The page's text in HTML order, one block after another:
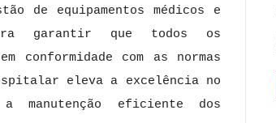
de equipamentos médicos e
garantir que todos os
conformidade com as normas
eleva a excelência no
manutenção eficiente dos